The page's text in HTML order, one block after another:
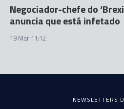
Negociador-chefe do
anuncia que está infetado
19 Mar 11:12
NEWSLETTERS